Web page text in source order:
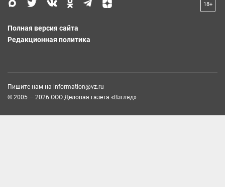
18+
Полная версия сайта
Редакционная политика
Пишите нам на information@vz.ru
© 2005 — 2026 ООО Деловая газета «Взгляд»